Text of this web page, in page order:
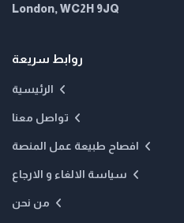
London, WC2H 9JQ
روابط سريعة
الرئيسية
تواصل معنا
افصاح طبيعة عمل المنصة
سياسة الالغاء و الارجاع
من نحن